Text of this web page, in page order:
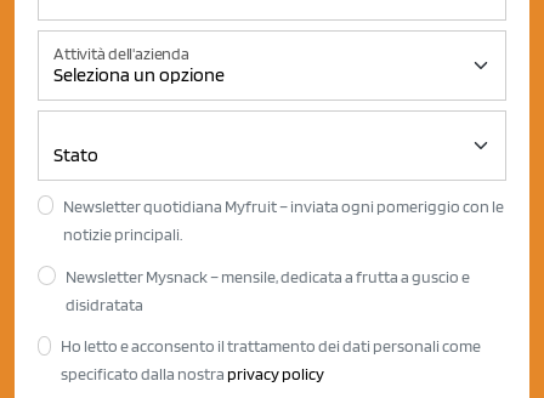
Attività dell'azienda
Newsletter quotidiana Myfruit – inviata ogni pomeriggio con le
notizie principali.
Newsletter Mysnack – mensile, dedicata a frutta a guscio e
disidratata
Ho letto e acconsento il trattamento dei dati personali come
specificato dalla nostra privacy policy